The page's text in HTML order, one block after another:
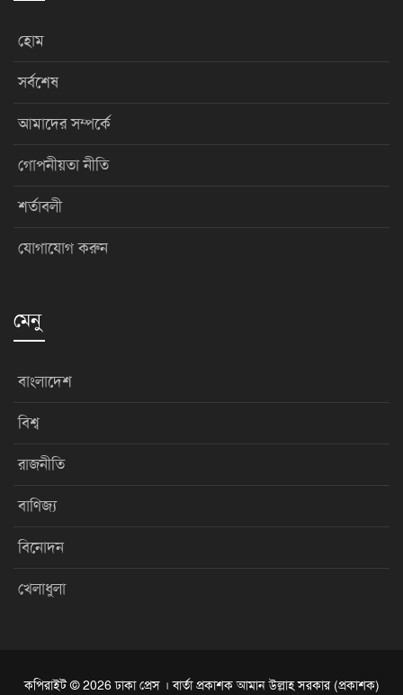
হোম
সর্বশেষ
আমাদের সম্পর্কে
গোপনীয়তা নীতি
শর্তাবলী
যোগাযোগ করুন
মেনু
বাংলাদেশ
বিশ্ব
রাজনীতি
বাণিজ্য
বিনোদন
খেলাধুলা
কপিরাইট © 2026 ঢাকা প্রেস । বার্তা প্রকাশক আমান উল্লাহ সরকার (প্রকাশক)